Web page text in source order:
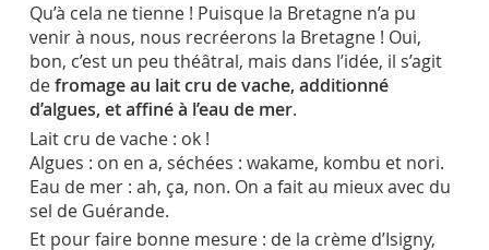
Qu’à cela ne tienne ! Puisque la Bretagne n’a pu
venir à nous, nous recréerons la Bretagne ! Oui,
bon, c’est un peu théâtral, mais dans l’idée, il s’agit
defromage au lait cru de vache, additionné
d’algues, et affiné à l’eau de mer.
Lait cru de vache : ok !
Algues : on en a, séchées : wakame, kombu et nori.
Eau de mer : ah, ça, non. On a fait au mieux avec du
sel de Guérande.
Et pour faire bonne mesure : de la crème d’Isigny,